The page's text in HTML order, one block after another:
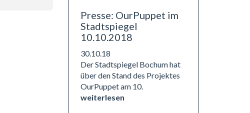
Presse: OurPuppet im
Stadtspiegel
10.10.2018
30.10.18
Der Stadtspiegel Bochum hat
über den Stand des Projektes
OurPuppet am 10.
weiterlesen